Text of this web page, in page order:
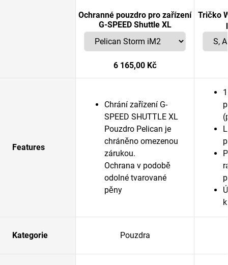
Ochranné pouzdro pro zařízení
G-SPEED Shuttle XL
6 165,00 Kč
Tričko
Features
Chrání zařízení G-
SPEED SHUTTLE XL
Pouzdro Pelican je
chráněno omezenou
zárukou.
Ochrana v podobě
odolné tvarované
pěny
Kategorie Pouzdra